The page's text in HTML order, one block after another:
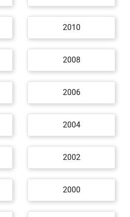
2010
2008
2006
2004
2002
2000